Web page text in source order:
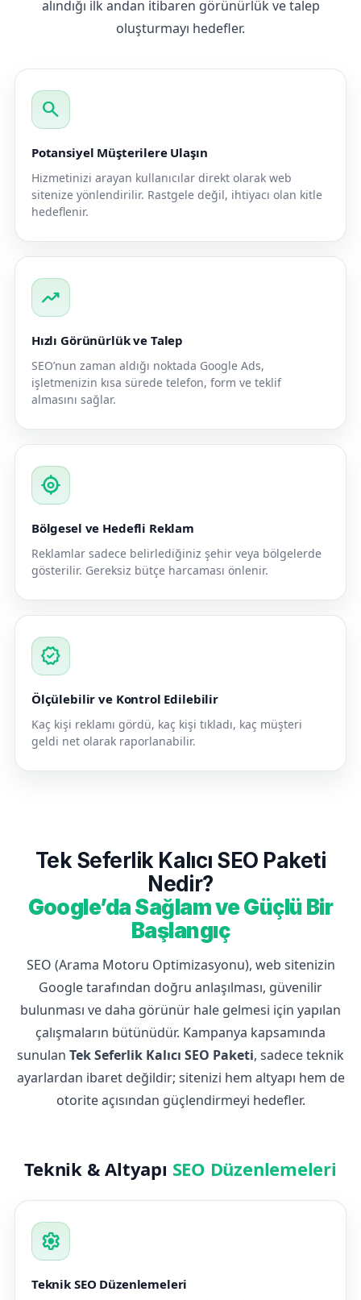
alındığı ilk andan itibaren görünürlük ve talep
oluşturmayı hedefler.
search
Potansiyel Müşterilere Ulaşın
Hizmetinizi arayan kullanıcılar direkt olarak web
sitenize yönlendirilir. Rastgele değil, ihtiyacı olan kitle
hedeflenir.
trending_up
Hızlı Görünürlük ve Talep
SEO’nun zaman aldığı noktada Google Ads,
işletmenizin kısa sürede telefon, form ve teklif
almasını sağlar.
my_location
Bölgesel ve Hedefli Reklam
Reklamlar sadece belirlediğiniz şehir veya bölgelerde
gösterilir. Gereksiz bütçe harcaması önlenir.
verified
Ölçülebilir ve Kontrol Edilebilir
Kaç kişi reklamı gördü, kaç kişi tıkladı, kaç müşteri
geldi net olarak raporlanabilir.
Tek Seferlik Kalıcı SEO Paketi
Nedir?
Google’da Sağlam ve Güçlü Bir
Başlangıç
SEO (Arama Motoru Optimizasyonu), web sitenizin
Google tarafından doğru anlaşılması, güvenilir
bulunması ve daha görünür hale gelmesi için yapılan
çalışmaların bütünüdür. Kampanya kapsamında
sunulan Tek Seferlik Kalıcı SEO Paketi, sadece teknik
ayarlardan ibaret değildir; sitenizi hem altyapı hem de
otorite açısından güçlendirmeyi hedefler.
Teknik & Altyapı SEO Düzenlemeleri
settings
Teknik SEO Düzenlemeleri